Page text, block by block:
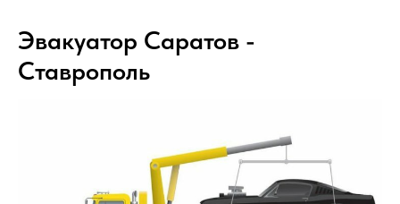
Эвакуатор Саратов -
Ставрополь